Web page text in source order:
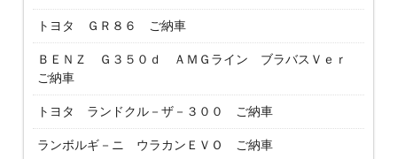
トヨタ ＧＲ８６ ご納車
ＢＥＮＺ Ｇ３５０ｄ ＡＭＧライン ブラバスＶｅｒ
ご納車
トヨタ ランドクル－ザ－３００ ご納車
ランボルギ－ニ ウラカンＥＶＯ ご納車